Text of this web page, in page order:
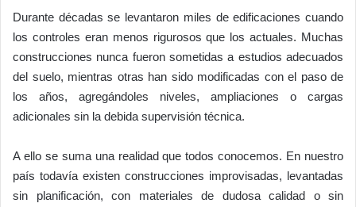
Durante décadas se levantaron miles de edificaciones cuando
los controles eran menos rigurosos que los actuales. Muchas
construcciones nunca fueron sometidas a estudios adecuados
del suelo, mientras otras han sido modificadas con el paso de
los años, agregándoles niveles, ampliaciones o cargas
adicionales sin la debida supervisión técnica.
A ello se suma una realidad que todos conocemos. En nuestro
país todavía existen construcciones improvisadas, levantadas
sin planificación, con materiales de dudosa calidad o sin